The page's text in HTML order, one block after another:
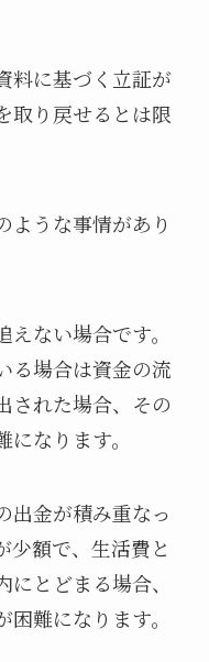
料に基づく立証が
取り戻せるとは限
ような事情があり
ない場合です。
る場合は資金の流
された場合、その
なります。
出金が積み重なっ
少額で、生活費と
とどまる場合、
難になります。